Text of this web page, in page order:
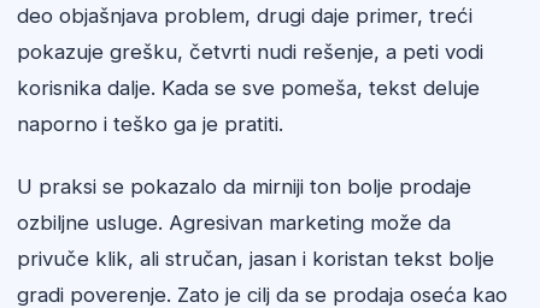
deo objašnjava problem, drugi daje primer, treći
pokazuje grešku, četvrti nudi rešenje, a peti vodi
korisnika dalje. Kada se sve pomeša, tekst deluje
naporno i teško ga je pratiti.
U praksi se pokazalo da mirniji ton bolje prodaje
ozbiljne usluge. Agresivan marketing može da
privuče klik, ali stručan, jasan i koristan tekst bolje
gradi poverenje. Zato je cilj da se prodaja oseća kao